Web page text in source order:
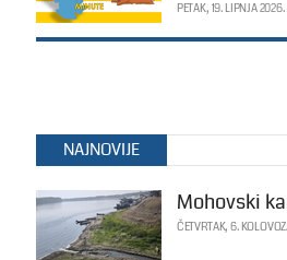
PETAK, 19. LIPNJA 2026.
NAJNOVIJE
Mohovski
ČETVRTAK, 6.